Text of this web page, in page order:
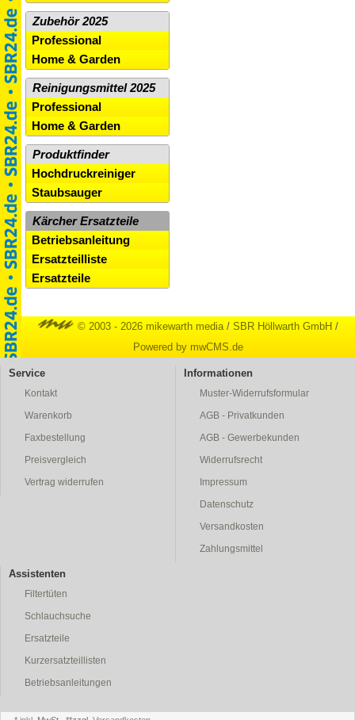
Zubehör 2025
Professional
Home & Garden
Reinigungsmittel 2025
Professional
Home & Garden
Produktfinder
Hochdruckreiniger
Staubsauger
Kärcher Ersatzteile
Betriebsanleitung
Ersatzteilliste
Ersatzteile
© 2003 - 2026 mikewarth media / SBR Höllwarth GmbH /
Powered by mwCMS.de
Service
Kontakt
Warenkorb
Faxbestellung
Preisvergleich
Vertrag widerrufen
Informationen
Muster-Widerrufsformular
AGB - Privatkunden
AGB - Gewerbekunden
Widerrufsrecht
Impressum
Datenschutz
Versandkosten
Zahlungsmittel
Assistenten
Filtertüten
Schlauchsuche
Ersatzteile
Kurzersatzteillisten
Betriebsanleitungen